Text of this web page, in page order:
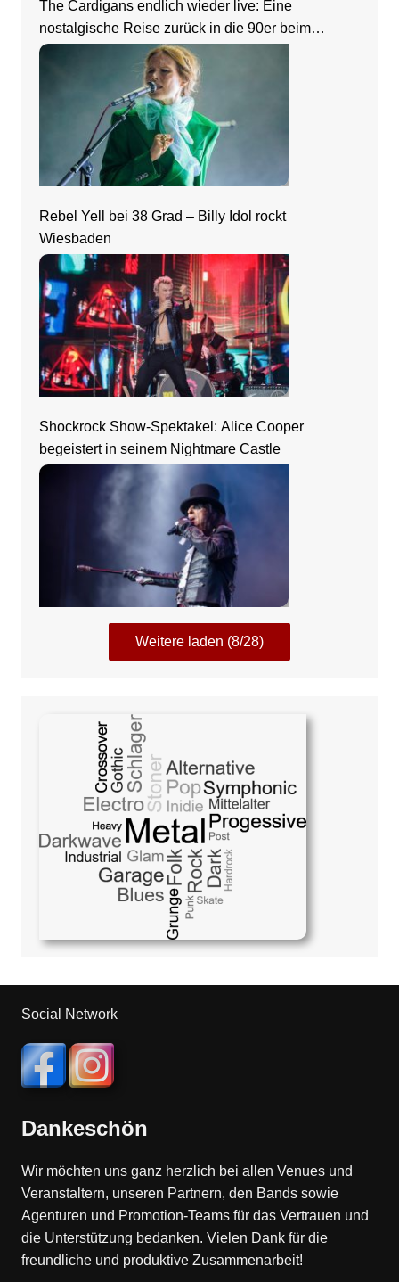
The Cardigans endlich wieder live: Eine
nostalgische Reise zurück in die 90er beim
Zeltfestival Rhein-Neckar
Rebel Yell bei 38 Grad – Billy Idol rockt
Wiesbaden
Shockrock Show-Spektakel: Alice Cooper
begeistert in seinem Nightmare Castle
Weitere laden (8/28)
Social Network
Dankeschön
Wir möchten uns ganz herzlich bei allen Venues und
Veranstaltern, unseren Partnern, den Bands sowie
Agenturen und Promotion-Teams für das Vertrauen und
die Unterstützung bedanken. Vielen Dank für die
freundliche und produktive Zusammenarbeit!